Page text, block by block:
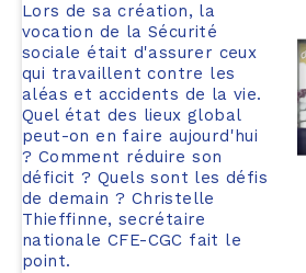
Lors de sa création, la
vocation de la Sécurité
sociale était d'assurer ceux
qui travaillent contre les
aléas et accidents de la vie.
Quel état des lieux global
peut-on en faire aujourd'hui
? Comment réduire son
déficit ? Quels sont les défis
de demain ? Christelle
Thieffinne, secrétaire
nationale CFE-CGC fait le
point.